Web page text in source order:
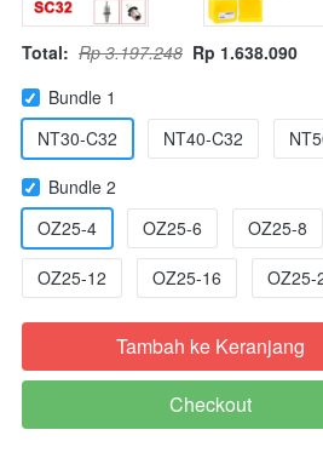
Total: Rp 3.197.248 Rp 1.638.090
Bundle 1
NT30-C32
NT40-C32
Bundle 2
OZ25-4
OZ25-6 OZ25-8
OZ25-12 OZ25-16 OZ25-
`
Tambah ke Keranjang
`
Checkout